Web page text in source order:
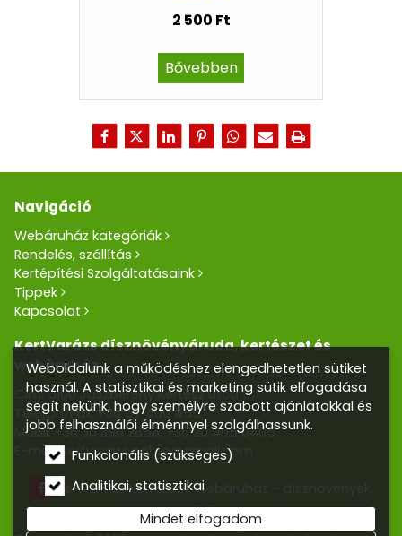
2 500 Ft
Bővebben
Navigáció
Webáruház kategóriák
Rendelés, szállítás
Kertépítési Szolgáltatásaink
Tippek
Kapcsolat
KertVarázs dísznövényáruda, kertészet és
webáruház
Cím: 5100 Jászberény Kertész utca 5.
Telefon/Fax: +36 57 400 455
Mobil:+36 30 390 2856,+36 20 405 0405
E-mail:kertvarazs.online@gmail.com
Kertvarázs Kertészeti webáruház - dísznövények,
kerti tó, öntözőrendszerek
Weboldalunk a működéshez elengedhetetlen sütiket
használ. A statisztikai és marketing sütik elfogadása
segít nekünk, hogy személyre szabott ajánlatokkal és
jobb felhasználói élménnyel szolgálhassunk.
Funkcionális (szükséges)
Analitikai, statisztikai
Mindet elfogadom